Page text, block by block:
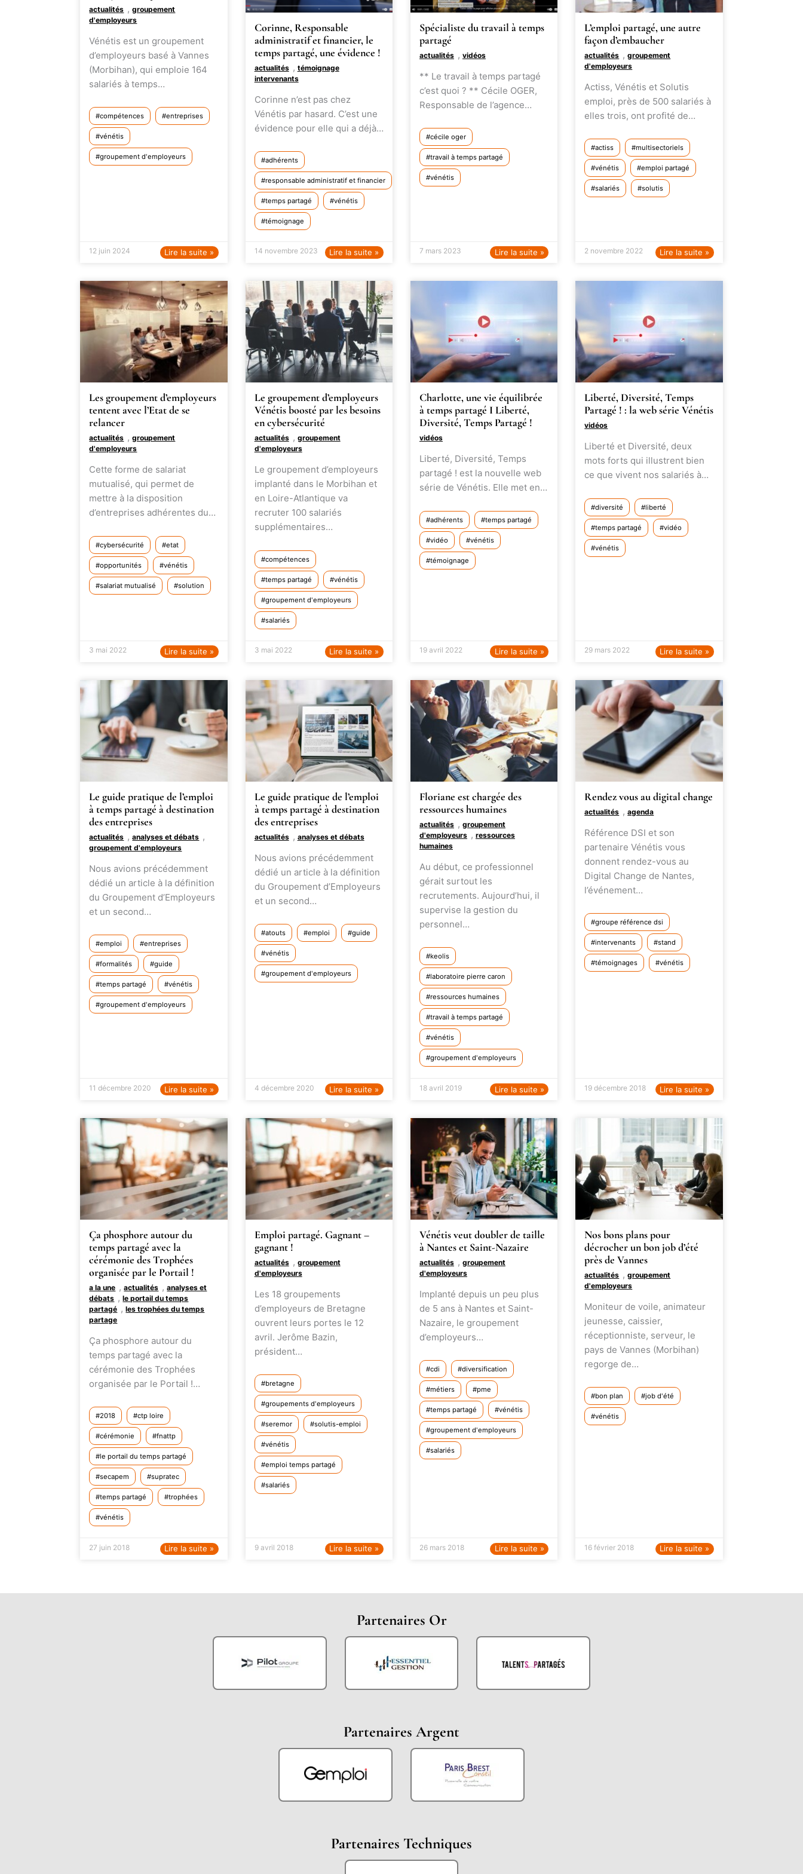
actualités ,groupement
d'employeurs
Vénétis est un groupement
d’employeurs basé à Vannes
(Morbihan), qui emploie 164
salariés à temps…
compétences entreprises
vénétis
groupement d'employeurs
12 juin 2024 Lire la suite »
Corinne, Responsable
administratif et financier, le
temps partagé, une évidence !
actualités , témoignage
intervenants
Corinne n’est pas chez
Vénétis par hasard. C’est une
évidence pour elle qui a déjà…
adhérents
responsable administratif et financier
temps partagé vénétis
témoignage
14 novembre 2023 Lire la suite »
Spécialiste du travail à temps
partagé
actualités , vidéos
** Le travail à temps partagé
c’est quoi ? ** Cécile OGER,
Responsable de l’agence…
cécile oger
travail à temps partagé
vénétis
7 mars 2023 Lire la suite »
L’emploi partagé, une autre
façon d’embaucher
actualités ,groupement
d'employeurs
Actiss, Vénétis et Solutis
emploi, près de 500 salariés à
elles trois, ont profité de…
actiss multisectoriels
vénétis emploi partagé
salariés solutis
2 novembre 2022 Lire la suite »
Les groupement d’employeurs
tentent avec l’Etat de se
relancer
actualités ,groupement
d'employeurs
Cette forme de salariat
mutualisé, qui permet de
mettre à la disposition
d’entreprises adhérentes du…
cybersécurité etat
opportunités vénétis
salariat mutualisé solution
3 mai 2022 Lire la suite »
Le groupement d’employeurs
Vénétis boosté par les besoins
en cybersécurité
actualités , groupement
d'employeurs
Le groupement d’employeurs
implanté dans le Morbihan et
en Loire-Atlantique va
recruter 100 salariés
supplémentaires…
compétences
temps partagé vénétis
groupement d'employeurs
salariés
3 mai 2022 Lire la suite »
Charlotte, une vie équilibrée
à temps partagé I Liberté,
Diversité, Temps Partagé !
vidéos
Liberté, Diversité, Temps
partagé ! est la nouvelle web
série de Vénétis. Elle met en…
adhérents temps partagé
vidéo vénétis
témoignage
19 avril 2022 Lire la suite »
Liberté, Diversité, Temps
Partagé ! : la web série Vénétis
vidéos
Liberté et Diversité, deux
mots forts qui illustrent bien
ce que vivent nos salariés à…
diversité liberté
temps partagé vidéo
vénétis
29 mars 2022 Lire la suite »
Le guide pratique de l’emploi
à temps partagé à destination
des entreprises
actualités ,analyses et débats ,
groupement d'employeurs
Nous avions précédemment
dédié un article à la définition
du Groupement d’Employeurs
et un second…
emploi entreprises
formalités guide
temps partagé vénétis
groupement d'employeurs
11 décembre 2020 Lire la suite »
Le guide pratique de l’emploi
à temps partagé à destination
des entreprises
actualités , analyses et débats
Nous avions précédemment
dédié un article à la définition
du Groupement d’Employeurs
et un second…
atouts emploi guide
vénétis
groupement d'employeurs
4 décembre 2020 Lire la suite »
Floriane est chargée des
ressources humaines
actualités , groupement
d'employeurs , ressources
humaines
Au début, ce professionnel
gérait surtout les
recrutements. Aujourd’hui, il
supervise la gestion du
personnel…
keolis
laboratoire pierre caron
ressources humaines
travail à temps partagé
vénétis
groupement d'employeurs
18 avril 2019 Lire la suite »
Rendez vous au digital change
actualités ,agenda
Référence DSI et son
partenaire Vénétis vous
donnent rendez-vous au
Digital Change de Nantes,
l’événement…
groupe référence dsi
intervenants stand
témoignages vénétis
19 décembre 2018 Lire la suite »
Ça phosphore autour du
temps partagé avec la
cérémonie des Trophées
organisée par le Portail !
a la une ,actualités ,analyses et
débats ,le portail du temps
partagé ,les trophées du temps
partage
Ça phosphore autour du
temps partagé avec la
cérémonie des Trophées
organisée par le Portail !…
2018 ctp loire
cérémonie fnattp
le portail du temps partagé
secapem supratec
temps partagé trophées
vénétis
27 juin 2018 Lire la suite »
Emploi partagé. Gagnant –
gagnant !
actualités , groupement
d'employeurs
Les 18 groupements
d’employeurs de Bretagne
ouvrent leurs portes le 12
avril. Jerôme Bazin,
président…
bretagne
groupements d'employeurs
seremor solutis-emploi
vénétis
emploi temps partagé
salariés
9 avril 2018 Lire la suite »
Vénétis veut doubler de taille
à Nantes et Saint-Nazaire
actualités , groupement
d'employeurs
Implanté depuis un peu plus
de 5 ans à Nantes et Saint-
Nazaire, le groupement
d’employeurs…
cdi diversification
métiers pme
temps partagé vénétis
groupement d'employeurs
salariés
26 mars 2018 Lire la suite »
Nos bons plans pour
décrocher un bon job d’été
près de Vannes
actualités ,groupement
d'employeurs
Moniteur de voile, animateur
jeunesse, caissier,
réceptionniste, serveur, le
pays de Vannes (Morbihan)
regorge de…
bon plan job d'été
vénétis
16 février 2018 Lire la suite »
Partenaires Or
Partenaires Argent
Partenaires Techniques